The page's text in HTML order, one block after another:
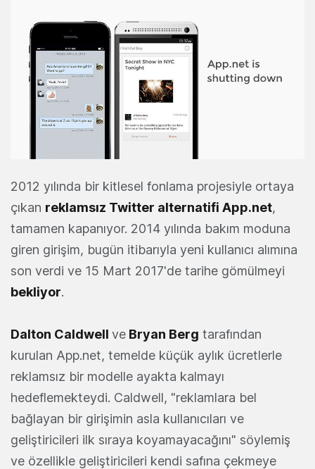
2012 yılında bir kitlesel fonlama projesiyle ortaya
çıkan reklamsız Twitter alternatifi App.net,
tamamen kapanıyor. 2014 yılında bakım moduna
giren girişim, bugün itibarıyla yeni kullanıcı alımına
son verdi ve 15 Mart 2017'de tarihe gömülmeyi
bekliyor.
Dalton Caldwell ve Bryan Berg tarafından
kurulan App.net, temelde küçük aylık ücretlerle
reklamsız bir modelle ayakta kalmayı
hedeflemekteydi. Caldwell, "reklamlara bel
bağlayan bir girişimin asla kullanıcıları ve
geliştiricileri ilk sıraya koyamayacağını" söylemiş
ve özellikle geliştiricileri kendi safına çekmeye